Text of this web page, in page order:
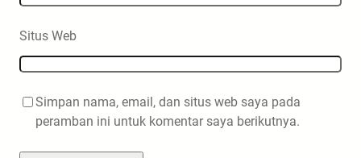
Situs Web
Simpan nama, email, dan situs web saya pada
peramban ini untuk komentar saya berikutnya.